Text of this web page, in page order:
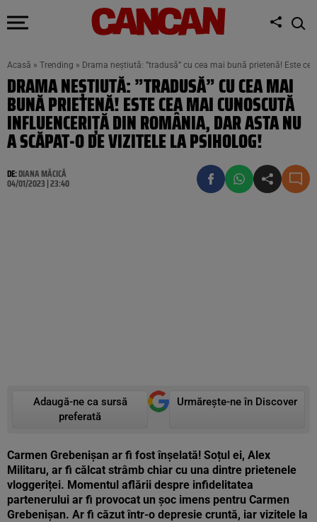
Acasă » Trending » Drama neștiută: ”tradusă” cu cea mai bună prietenă! Este
DRAMA NEȘTIUTĂ: ”TRADUSĂ” CU CEA MAI
BUNĂ PRIETENĂ! ESTE CEA MAI CUNOSCUTĂ
INFLUENCERIȚĂ DIN ROMÂNIA, DAR ASTA NU
A SCĂPAT-O DE VIZITELE LA PSIHOLOG!
DE:DIANA MĂCICĂ
04/01/2023 | 23:40
Adaugă-ne ca sursă
preferată
Urmărește-ne în Discover
Carmen Grebenișan ar fi fost înșelată! Soțul ei, Alex
Militaru, ar fi călcat strâmb chiar cu una dintre prietenele
vloggeriței. Momentul aflării despre infidelitatea
partenerului ar fi provocat un șoc imens pentru Carmen
Grebenișan. Ar fi căzut într-o depresie cruntă, iar vizitele la